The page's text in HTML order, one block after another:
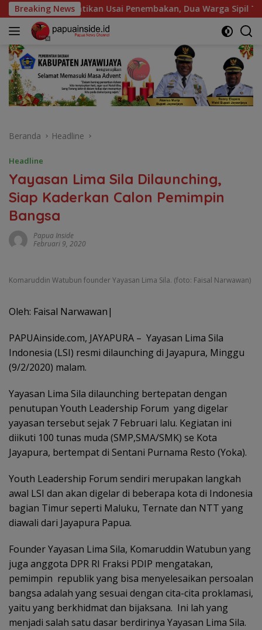
Langsung
ke
konten
Breaking News
Usai Penembakan, Dua Warga Sipil Terluka PLN
Beranda Headline
Headline
Yayasan Lima Sila Dilaunching,
Siap Kaderkan Calon Pemimpin
Bangsa
Papua Inside
Februari 9, 2020
Komaruddin Watubun founder Yayasan Lima Sila. (foto: Faisal Narwawan)
Oleh: Faisal Narwawan|
PAPUAinside.com, JAYAPURA – Yayasan Lima Sila
Indonesia (LSI) resmi dilaunching di Jayapura, Minggu
(9/2/2020) malam.
Yayasan Lima Sila dilaunching bertepatan dengan
penutupan Youth Leadership Forum yang digelar
yayasan tersebut sejak 7 Februari lalu. Kegiatan ini
diikuti 100 tunas muda (SMP,SMA/SMK) se Kota
Jayapura, bertempat di Sentani Purnama Resto (Yoka).
Youth Leadership Forum sendiri merupakan langkah
awal LSI dan akan digelar di beberapa kota di Indonesia
bagian Timur seperti Maluku, Ternate dan NTT yang
diawali dari Jayapura Papua.
Founder Yayasan Lima Sila, Komaruddin Watubun yang
juga anggota DPR RI Fraksi PDIP mengatakan,
pemimpin republik yang bisa menyelesaikan persoalan
bangsa adalah yang sesuai dengan cita-cita proklamasi,
yaitu yang berkhidmat dan bijaksana. Ini lah yang
menjadi salah satu dasar berdirinya Yayasan Lima Sila.